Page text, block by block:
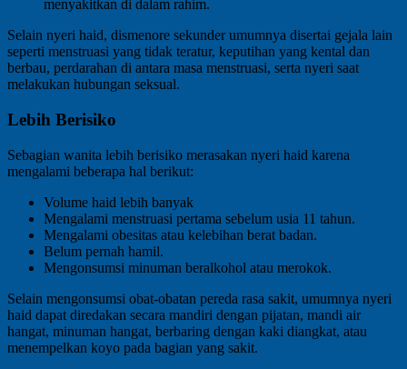
menyakitkan di dalam rahim.
Selain nyeri haid, dismenore sekunder umumnya disertai gejala lain
seperti menstruasi yang tidak teratur, keputihan yang kental dan
berbau, perdarahan di antara masa menstruasi, serta nyeri saat
melakukan hubungan seksual.
Lebih Berisiko
Sebagian wanita lebih berisiko merasakan nyeri haid karena
mengalami beberapa hal berikut:
Volume haid lebih banyak
Mengalami menstruasi pertama sebelum usia 11 tahun.
Mengalami obesitas atau kelebihan berat badan.
Belum pernah hamil.
Mengonsumsi minuman beralkohol atau merokok.
Selain mengonsumsi obat-obatan pereda rasa sakit, umumnya nyeri
haid dapat diredakan secara mandiri dengan pijatan, mandi air
hangat, minuman hangat, berbaring dengan kaki diangkat, atau
menempelkan koyo pada bagian yang sakit.